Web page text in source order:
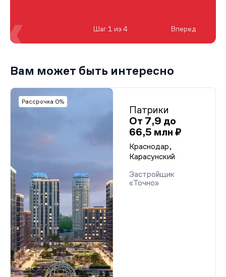
Шаг 1 из 4 Вперед
Вам может быть интересно
Рассрочка 0%
Патрики
От 7,9 до
66,5 млн ₽
Краснодар,
Карасунский
Застройщик
«Точно»